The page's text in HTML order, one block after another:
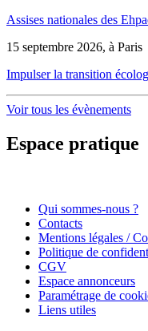
Assises nationales des
15 septembre 2026, à Paris
Impulser la transition
Voir tous les évènements
Espace pratique
Qui sommes-nous ?
Contacts
Mentions légales /
Politique de
CGV
Espace annonceurs
Paramétrage de
Liens utiles